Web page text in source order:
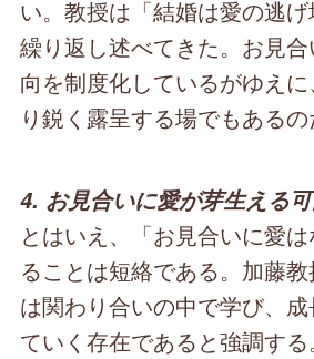
い。教授は「結婚は愛の逃
繰り返し述べてきた。お見
向を制度化しているがゆえ
り鋭く露呈する場でもあるの
4. お見合いに愛が芽生える
とはいえ、「お見合いに愛
ることは短絡である。加藤
は関わり合いの中で学び、
ていく存在であると強調す